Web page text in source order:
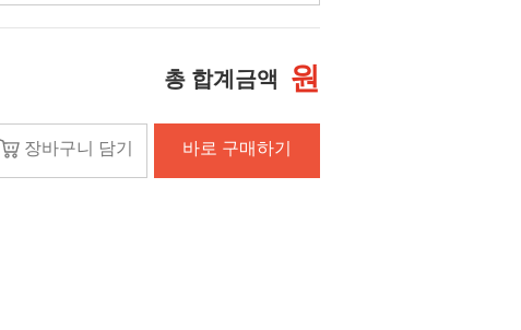
총 합계금액 원
장바구니 담기 바로 구매하기